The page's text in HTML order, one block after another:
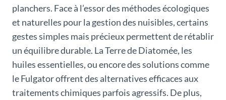
planchers. Face à l’essor des méthodes écologiques
et naturelles pour la gestion des nuisibles, certains
gestes simples mais précieux permettent de rétablir
un équilibre durable. La Terre de Diatomée, les
huiles essentielles, ou encore des solutions comme
le Fulgator offrent des alternatives efficaces aux
traitements chimiques parfois agressifs. De plus,